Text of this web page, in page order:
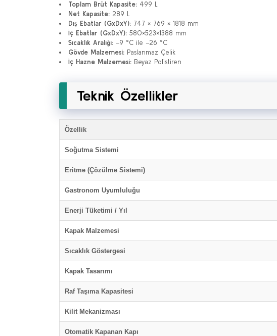
Toplam Brüt Kapasite: 499 L
Net Kapasite: 289 L
Dış Ebatlar (GxDxY): 747 × 769 × 1818 mm
İç Ebatlar (GxDxY): 580×523×1388 mm
Sıcaklık Aralığı: −9 °C ile −26 °C
Gövde Malzemesi: Paslanmaz Çelik
İç Hazne Malzemesi: Beyaz Polistiren
Teknik Özellikler
Özellik
Soğutma Sistemi
Eritme (Çözülme Sistemi)
Gastronom Uyumluluğu
Enerji Tüketimi / Yıl
Kapak Malzemesi
Sıcaklık Göstergesi
Kapak Tasarımı
Raf Taşıma Kapasitesi
Kilit Mekanizması
Otomatik Kapanan Kapı